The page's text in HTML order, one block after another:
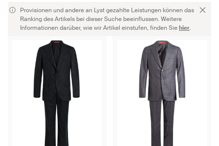
Provisionen und andere an Lyst gezahlte Leistungen können das
Ranking des Artikels bei dieser Suche beeinflussen. Weitere
Informationen darüber, wie wir Artikel einstufen, finden Siehier.